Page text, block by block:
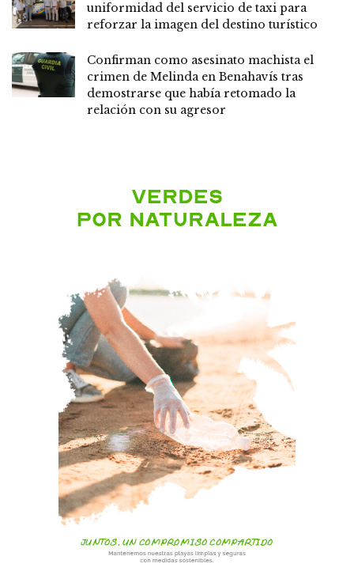
uniformidad del servicio de taxi para
reforzar la imagen del destino turístico
Confirman como asesinato machista el
crimen de Melinda en Benahavís tras
demostrarse que había retomado la
relación con su agresor